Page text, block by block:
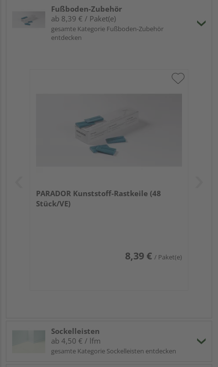
Fußboden-Zubehör
ab 8,39 € / Paket(e)
gesamte Kategorie Fußboden-Zubehör
entdecken
PARADOR Kunststoff-Rastkeile (48
Stück/VE)
8,39 € / Paket(e)
Sockelleisten
ab 4,50 € / lfm
gesamte Kategorie Sockelleisten entdecken